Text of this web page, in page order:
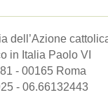
dell’Azione
in Italia Paolo VI
- 00165 Roma
- 06.66132443